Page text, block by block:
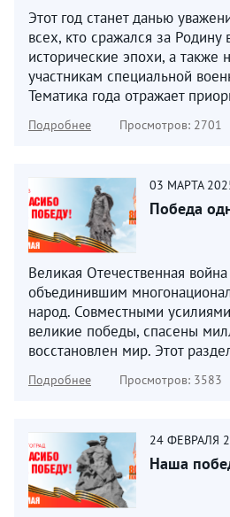
Этот год станет данью
всех, кто сражался за Родину
исторические эпохи, а
участникам специальной
Тематика года отражает
Подробнее Просмотров: 2701
03 МАРТА
Победа
Великая Отечественная
объединившим
народ. Совместными
великие победы, спасены
восстановлен мир. Этот
Подробнее Просмотров: 3583
24 ФЕВРАЛЯ
Наша